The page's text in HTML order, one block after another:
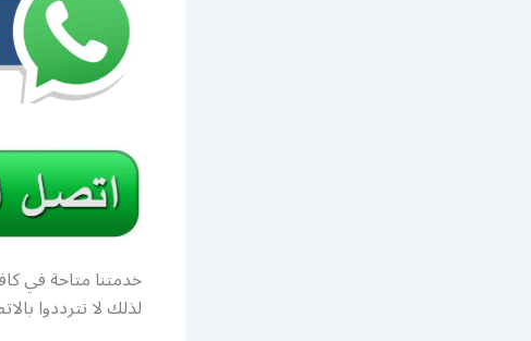
خدمتنا متاحة في
لذلك لا تترددوا